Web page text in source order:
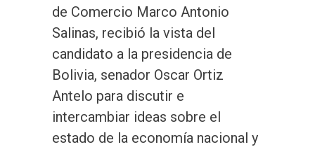
de Comercio Marco Antonio
Salinas, recibió la vista del
candidato a la presidencia de
Bolivia, senador Oscar Ortiz
Antelo para discutir e
intercambiar ideas sobre el
estado de la economía nacional y